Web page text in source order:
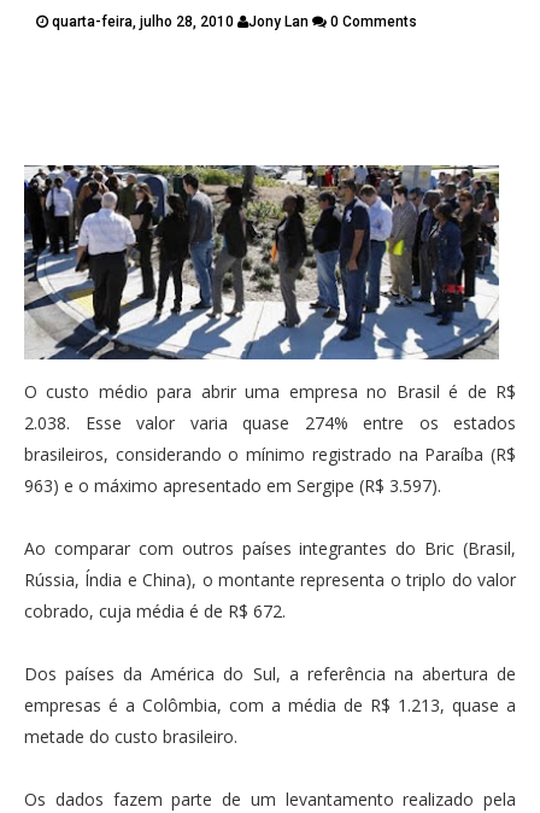
quarta-feira, julho 28, 2010 Jony Lan 0 Comments
O custo médio para abrir uma empresa no Brasil é de R$
2.038. Esse valor varia quase 274% entre os estados
brasileiros, considerando o mínimo registrado na Paraíba (R$
963) e o máximo apresentado em Sergipe (R$ 3.597).
Ao comparar com outros países integrantes do Bric (Brasil,
Rússia, Índia e China), o montante representa o triplo do valor
cobrado, cuja média é de R$ 672.
Dos países da América do Sul, a referência na abertura de
empresas é a Colômbia, com a média de R$ 1.213, quase a
metade do custo brasileiro.
Os dados fazem parte de um levantamento realizado pela